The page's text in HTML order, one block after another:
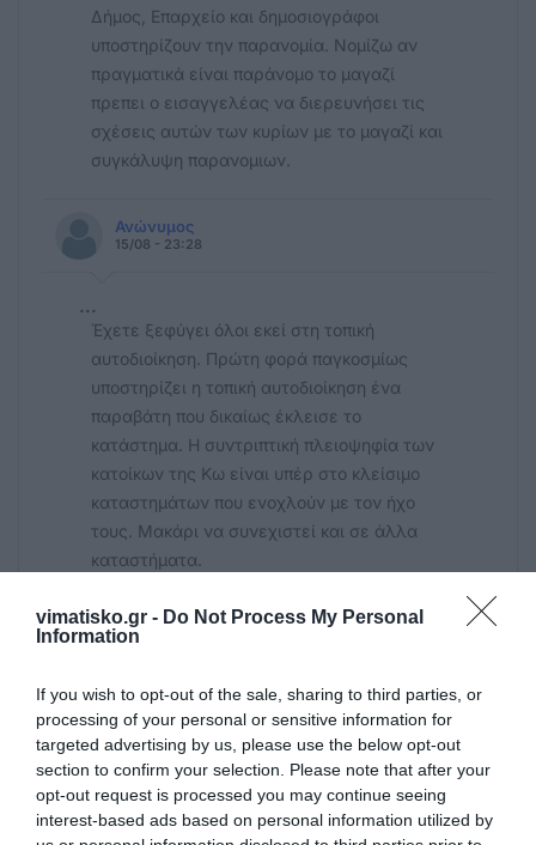
vimatisko.gr - Do Not Process My Personal
Information
If you wish to opt-out of the sale, sharing to third parties, or
processing of your personal or sensitive information for
targeted advertising by us, please use the below opt-out
section to confirm your selection. Please note that after your
opt-out request is processed you may continue seeing
interest-based ads based on personal information utilized by
Δήμος, Επαρχείο και δημοσιογράφοι
υποστηρίζουν την παρανομία. Νομίζω αν
πραγματικά είναι παράνομο το μαγαζί
πρεπει ο εισαγγελέας να διερευνήσει τις
σχέσεις αυτών των κυρίων με το μαγαζί και
συγκάλυψη παρανομιων.
Ανώνυμος
15/08 - 23:28
...
Έχετε ξεφύγει όλοι εκεί στη τοπική
αυτοδιοίκηση. Πρώτη φορά παγκοσμίως
υποστηρίζει η τοπική αυτοδιοίκηση ένα
παραβάτη που δικαίως έκλεισε το
κατάστημα. Η συντριπτική πλειοψηφία των
κατοίκων της Κω είναι υπέρ στο κλείσιμο
καταστημάτων που ενοχλούν με τον ήχο
τους. Μακάρι να συνεχιστεί και σε άλλα
καταστήματα.
Ανώνυμος
15/08 - 20:25
Εφαρμόστε τον νόμο μην δειλιάζετε
Μήπως ήρθε η ώρα για περιφερειακούς
συμβούλους με περισσότερη ευαισθησία
για το ευ ζειν των κατοίκων της Κω παρά
για τα έσοδα μερικών παρανομούντων